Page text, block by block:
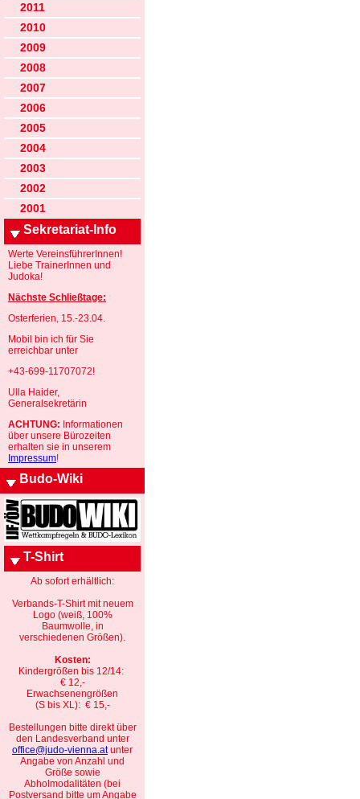
2011
2010
2009
2008
2007
2006
2005
2004
2003
2002
2001
Sekretariat-Info
Werte VereinsführerInnen!
Liebe TrainerInnen und
Judoka!
Nächste Schließtage:
Osterferien, 15.-23.04.
Mobil bin ich für Sie
erreichbar unter
+43-699-11707072!
Ulla Haider,
Generalsekretärin
ACHTUNG: Informationen
über unsere Bürozeiten
erhalten sie in unserem
Impressum!
Budo-Wiki
T-Shirt
Ab sofort erhältlich:
Verbands-T-Shirt mit neuem
Logo (weiß, 100%
Baumwolle, in
verschiedenen Größen).
Kosten:
Kindergrößen bis 12/14:
€ 12,-
Erwachsenengrößen
(S bis XL): € 15,-
Bestellungen bitte direkt über
den Landesverband unter
office@judo-vienna.atunter
Angabe von Anzahl und
Größe sowie
Abholmodalitäten (bei
Postversand bitte um Angabe